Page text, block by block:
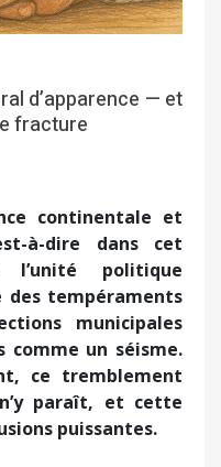
d’apparence — et
fracture
continentale et
à-dire dans cet
politique
tempéraments
municipales
comme un séisme.
ce tremblement
paraît, et cette
puissantes.